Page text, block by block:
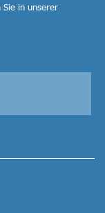
Sie in unserer